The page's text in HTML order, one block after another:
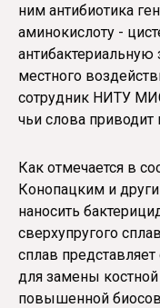
ним антибиотика
аминокислоту -
антибактериальную
местного
сотрудник НИТУ
чьи слова приводит
Как отмечается в
Конопацким и
наносить
сверхупругого
сплав
для замены костной
повышенной